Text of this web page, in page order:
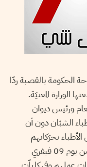
الحكومة بالقصبة ردّا
الوزارة المعنيّة.
ورئيس ديوان
الشبّان دون أن
تحرّكاتهم
بإعلان إضراب ثالث بستّة أيام انطلاقا من يوم 09 فيفري